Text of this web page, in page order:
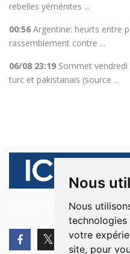
Nous
Nous
votre
site, pour
rebelles yéménites ...
00:56 Argentine: heurts entre
rassemblement contre ...
06/08 23:19 Sommet vendredi
turc et pakistanais (source ...
© 2026 Ici Beyrouth.